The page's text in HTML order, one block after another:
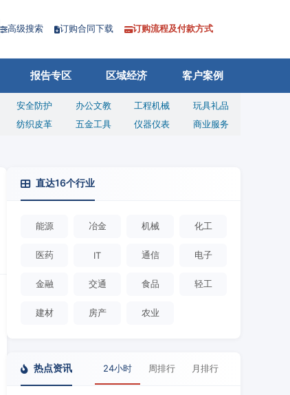
高级搜索 订购合同下载 订购流程及付款方式
报告专区 区域经济 客户案例
安全防护 办公文教 工程机械
玩具礼品
纺织皮革 五金工具 仪器仪表 商业服务
直达16个行业
能源 冶金 机械 化工
医药 IT 通信 电子
金融 交通 食品 轻工
建材 房产 农业
热点资讯 24小时 周排行 月排行